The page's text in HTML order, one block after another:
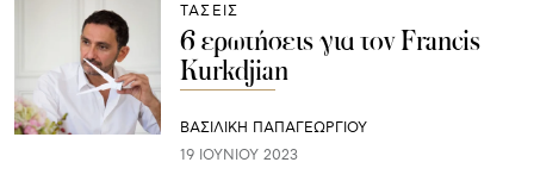
ΤΑΣΕΙΣ
6 ερωτήσεις για τον Francis
Kurkdjian
ΒΑΣΙΛΙΚΗ ΠΑΠΑΓΕΩΡΓΙΟΥ
19 ΙΟΥΝΊΟΥ 2023